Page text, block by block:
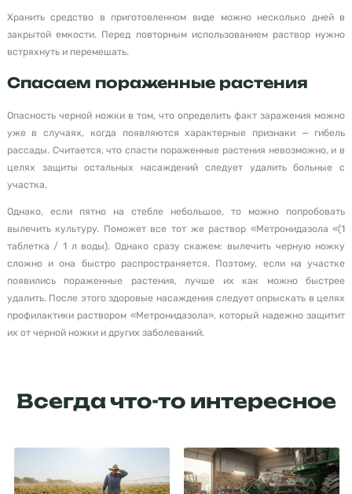
Хранить средство в приготовленном виде можно несколько дней в
закрытой емкости. Перед повторным использованием раствор нужно
встряхнуть и перемешать.
Спасаем пораженные растения
Опасность черной ножки в том, что определить факт заражения можно
уже в случаях, когда появляются характерные признаки — гибель
рассады. Считается, что спасти пораженные растения невозможно, и в
целях защиты остальных насаждений следует удалить больные с
участка.
Однако, если пятно на стебле небольшое, то можно попробовать
вылечить культуру. Поможет все тот же раствор «Метронидазола «(1
таблетка / 1 л воды). Однако сразу скажем: вылечить черную ножку
сложно и она быстро распространяется. Поэтому, если на участке
появились пораженные растения, лучше их как можно быстрее
удалить. После этого здоровые насаждения следует опрыскать в целях
профилактики раствором «Метронидазола», который надежно защитит
их от черной ножки и других заболеваний.
Всегда что-то интересное